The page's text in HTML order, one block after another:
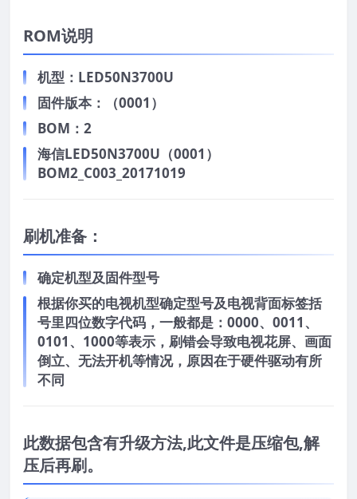
ROM说明
机型：LED50N3700U
固件版本：（0001）
BOM：2
海信LED50N3700U（0001）
BOM2_C003_20171019
刷机准备：
确定机型及固件型号
根据你买的电视机型确定型号及电视背面标签括
号里四位数字代码，一般都是：0000、0011、
0101、1000等表示，刷错会导致电视花屏、画面
倒立、无法开机等情况，原因在于硬件驱动有所
不同
此数据包含有升级方法,此文件是压缩包,解
压后再刷。